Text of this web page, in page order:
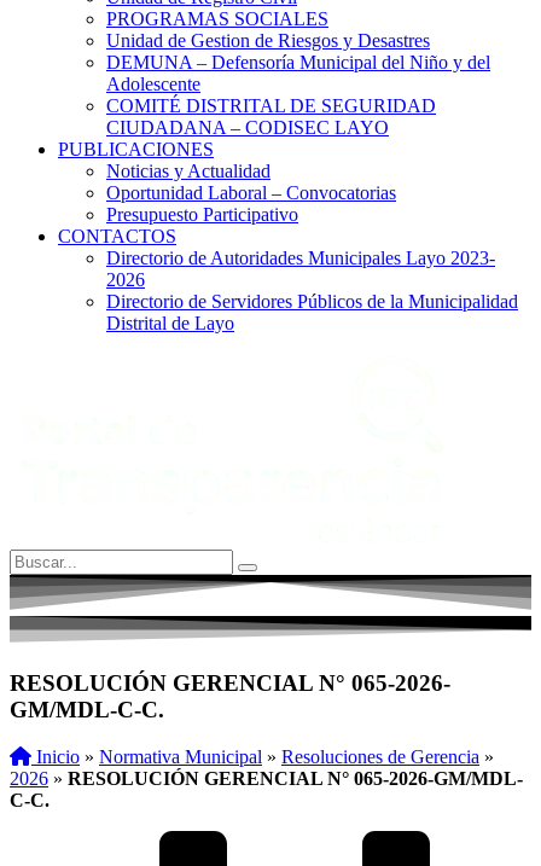
PROGRAMAS SOCIALES
Unidad de Gestion de Riesgos y Desastres
DEMUNA – Defensoría Municipal del Niño y del
Adolescente
COMITÉ DISTRITAL DE SEGURIDAD
CIUDADANA – CODISEC LAYO
PUBLICACIONES
Noticias y Actualidad
Oportunidad Laboral – Convocatorias
Presupuesto Participativo
CONTACTOS
Directorio de Autoridades Municipales Layo 2023-
2026
Directorio de Servidores Públicos de la Municipalidad
Distrital de Layo
RESOLUCIÓN GERENCIAL N° 065-2026-
GM/MDL-C-C.
Inicio » Normativa Municipal » Resoluciones de Gerencia »
2026 » RESOLUCIÓN GERENCIAL N° 065-2026-GM/MDL-
C-C.